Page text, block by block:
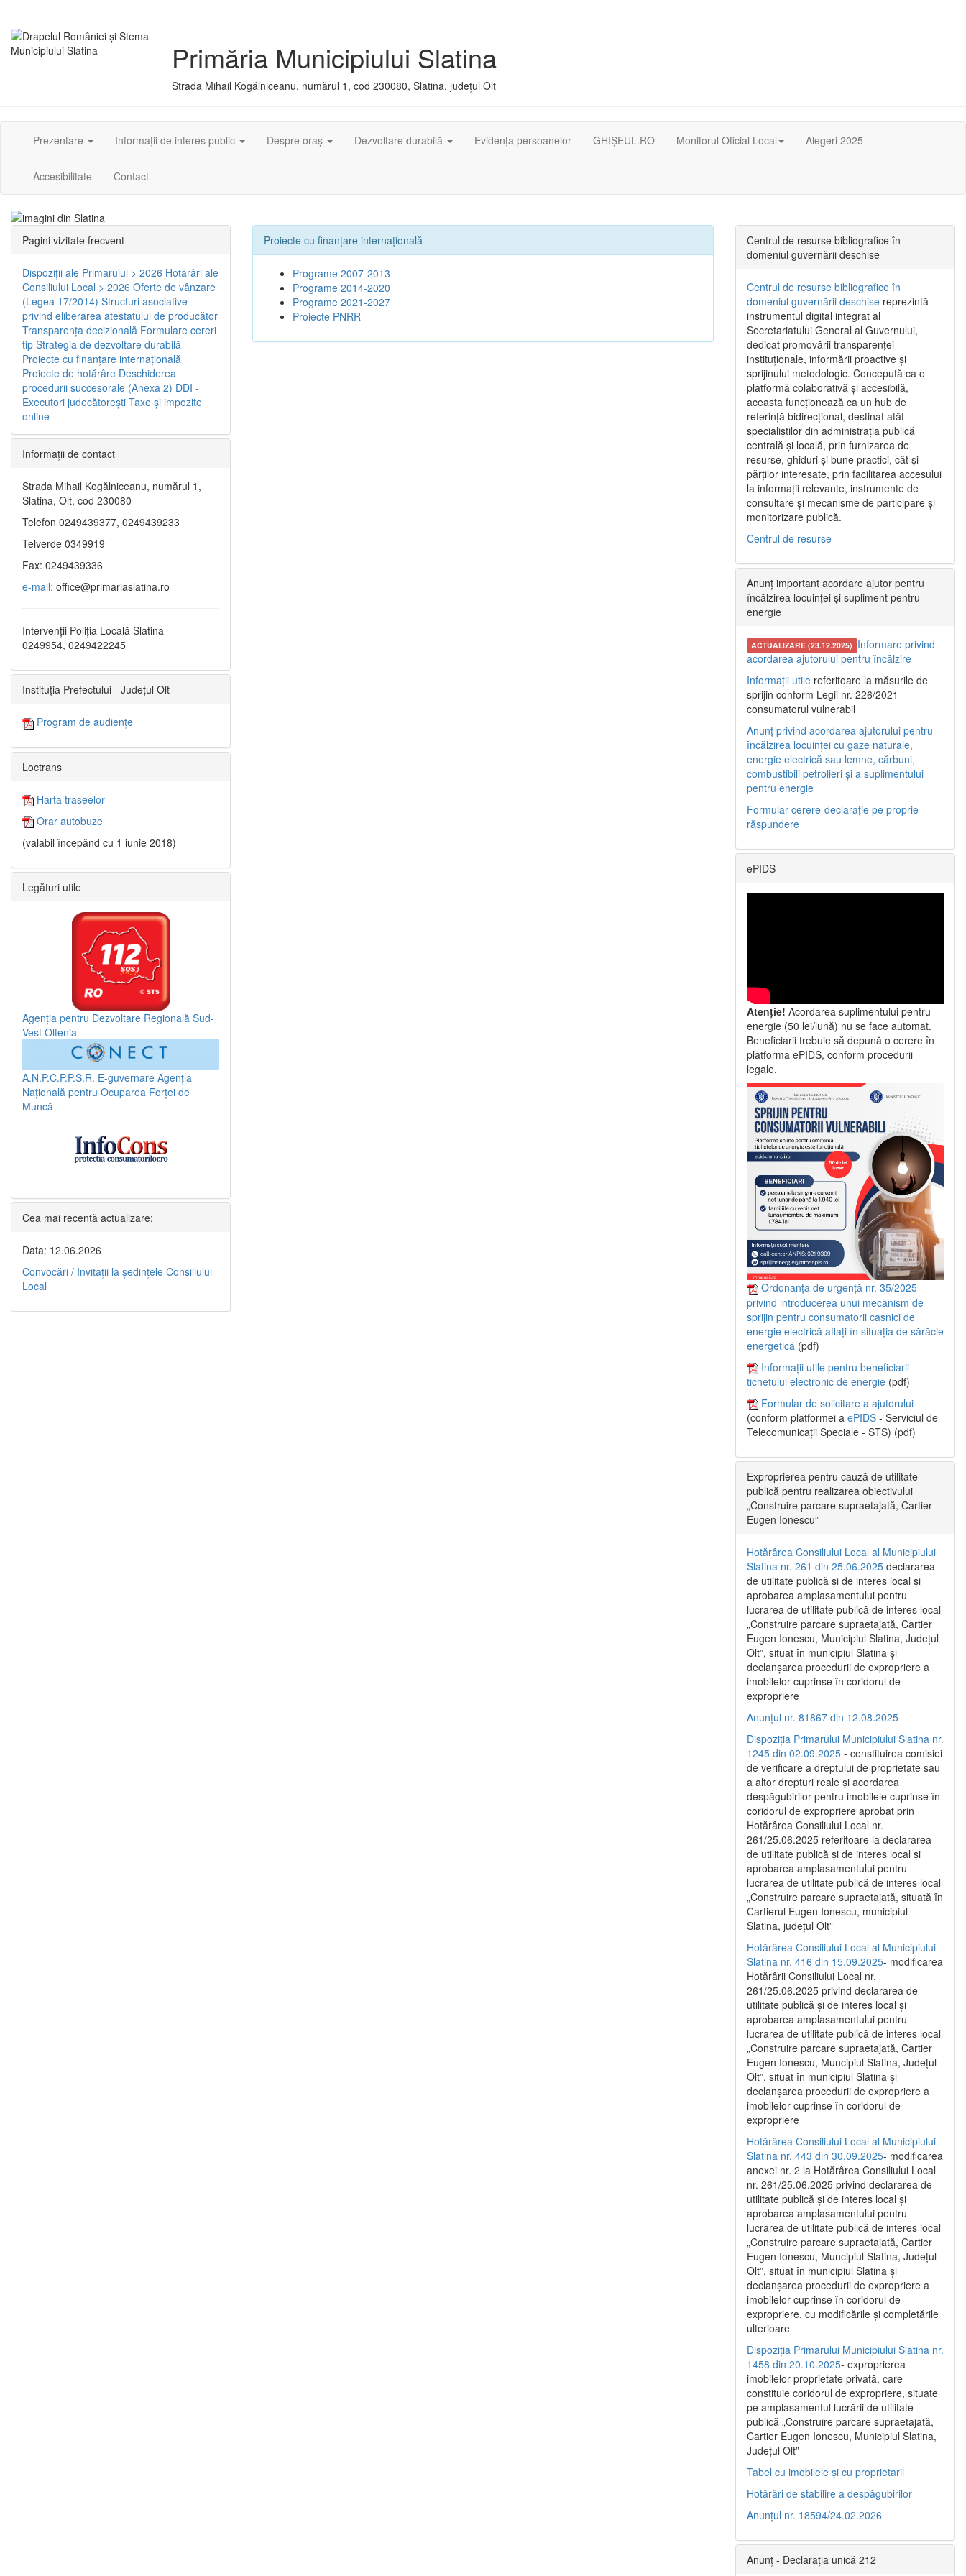
Primăria Municipiului Slatina
Strada Mihail Kogălniceanu, numărul 1, cod 230080, Slatina, județul Olt
Prezentare Informații de interes public Despre oraș Dezvoltare durabilă Evidența persoanelor GHIȘEUL.RO Monitorul Oficial Local Alegeri 2025
Accesibilitate Contact
Proiecte cu finanţare internaţională
Programe 2007-2013
Programe 2014-2020
Programe 2021-2027
Proiecte PNRR
Pagini vizitate frecvent
Dispoziţii ale Primarului > 2026 Hotărâri ale
Consiliului Local > 2026 Oferte de vânzare
(Legea 17/2014) Structuri asociative
privind eliberarea atestatului de producător
Transparenţa decizională Formulare cereri
tip Strategia de dezvoltare durabilă
Proiecte cu finanţare internaţională
Proiecte de hotărâre Deschiderea
procedurii succesorale (Anexa 2) DDI -
Executori judecătorești Taxe şi impozite
online
Informaţii de contact
Strada Mihail Kogălniceanu, numărul 1,
Slatina, Olt, cod 230080
Telefon 0249439377, 0249439233
Telverde 0349919
Fax: 0249439336
e-mail: office@primariaslatina.ro
Intervenții Poliția Locală Slatina
0249954, 0249422245
Instituția Prefectului - Județul Olt
Program de audiențe
Loctrans
Harta traseelor
Orar autobuze
(valabil începând cu 1 iunie 2018)
Legături utile
Agenția pentru Dezvoltare Regională Sud-
Vest Oltenia
A.N.P.C.P.P.S.R. E-guvernare Agenția
Națională pentru Ocuparea Forței de
Muncă
Cea mai recentă actualizare:
Data: 12.06.2026
Convocări / Invitaţii la şedinţele Consiliului
Local
Centrul de resurse bibliografice în
domeniul guvernării deschise
Centrul de resurse bibliografice în
domeniul guvernării deschise reprezintă
instrumentul digital integrat al
Secretariatului General al Guvernului,
dedicat promovării transparenței
instituționale, informării proactive și
sprijinului metodologic. Concepută ca o
platformă colaborativă și accesibilă,
aceasta funcționează ca un hub de
referință bidirecțional, destinat atât
specialiștilor din administrația publică
centrală și locală, prin furnizarea de
resurse, ghiduri și bune practici, cât și
părților interesate, prin facilitarea accesului
la informații relevante, instrumente de
consultare și mecanisme de participare și
monitorizare publică.
Centrul de resurse
Anunț important acordare ajutor pentru
încălzirea locuinței și supliment pentru
energie
ACTUALIZARE (23.12.2025) Informare privind
acordarea ajutorului pentru încălzire
Informații utile referitoare la măsurile de
sprijin conform Legii nr. 226/2021 -
consumatorul vulnerabil
Anunț privind acordarea ajutorului pentru
încălzirea locuinței cu gaze naturale,
energie electrică sau lemne, cărbuni,
combustibili petrolieri și a suplimentului
pentru energie
Formular cerere-declarație pe proprie
răspundere
ePIDS
Atenție! Acordarea suplimentului pentru
energie (50 lei/lună) nu se face automat.
Beneficiarii trebuie să depună o cerere în
platforma ePIDS, conform procedurii
legale.
Ordonanța de urgență nr. 35/2025
privind introducerea unui mecanism de
sprijin pentru consumatorii casnici de
energie electrică aflați în situația de sărăcie
energetică (pdf)
Informații utile pentru beneficiarii
tichetului electronic de energie (pdf)
Formular de solicitare a ajutorului
(conform platformei a ePIDS - Serviciul de
Telecomunicații Speciale - STS) (pdf)
Exproprierea pentru cauză de utilitate
publică pentru realizarea obiectivului
„Construire parcare supraetajată, Cartier
Eugen Ionescu”
Hotărârea Consiliului Local al Municipiului
Slatina nr. 261 din 25.06.2025 declararea
de utilitate publică și de interes local și
aprobarea amplasamentului pentru
lucrarea de utilitate publică de interes local
„Construire parcare supraetajată, Cartier
Eugen Ionescu, Municipiul Slatina, Județul
Olt”, situat în municipiul Slatina și
declanșarea procedurii de expropriere a
imobilelor cuprinse în coridorul de
expropriere
Anunțul nr. 81867 din 12.08.2025
Dispoziția Primarului Municipiului Slatina nr.
1245 din 02.09.2025 - constituirea comisiei
de verificare a dreptului de proprietate sau
a altor drepturi reale și acordarea
despăgubirilor pentru imobilele cuprinse în
coridorul de expropriere aprobat prin
Hotărârea Consiliului Local nr.
261/25.06.2025 referitoare la declararea
de utilitate publică și de interes local și
aprobarea amplasamentului pentru
lucrarea de utilitate publică de interes local
„Construire parcare supraetajată, situată în
Cartierul Eugen Ionescu, municipiul
Slatina, județul Olt”
Hotărârea Consiliului Local al Municipiului
Slatina nr. 416 din 15.09.2025- modificarea
Hotărârii Consiliului Local nr.
261/25.06.2025 privind declararea de
utilitate publică și de interes local și
aprobarea amplasamentului pentru
lucrarea de utilitate publică de interes local
„Construire parcare supraetajată, Cartier
Eugen Ionescu, Muncipiul Slatina, Județul
Olt”, situat în municipiul Slatina și
declanșarea procedurii de expropriere a
imobilelor cuprinse în coridorul de
expropriere
Hotărârea Consiliului Local al Municipiului
Slatina nr. 443 din 30.09.2025- modificarea
anexei nr. 2 la Hotărârea Consiliului Local
nr. 261/25.06.2025 privind declararea de
utilitate publică şi de interes local şi
aprobarea amplasamentului pentru
lucrarea de utilitate publică de interes local
„Construire parcare supraetajată, Cartier
Eugen Ionescu, Muncipiul Slatina, Judeţul
Olt”, situat în municipiul Slatina şi
declanşarea procedurii de expropriere a
imobilelor cuprinse în coridorul de
expropriere, cu modificările şi completările
ulterioare
Dispoziția Primarului Municipiului Slatina nr.
1458 din 20.10.2025- exproprierea
imobilelor proprietate privată, care
constituie coridorul de expropriere, situate
pe amplasamentul lucrării de utilitate
publică „Construire parcare supraetajată,
Cartier Eugen Ionescu, Municipiul Slatina,
Județul Olt”
Tabel cu imobilele și cu proprietarii
Hotărâri de stabilire a despăgubirilor
Anunțul nr. 18594/24.02.2026
Anunț - Declarația unică 212